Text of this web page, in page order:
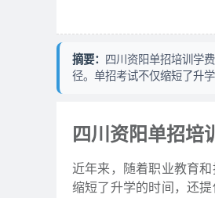
摘要：
四川资阳单招培训学
径。单招考试不仅缩短了升
四川资阳单招培
近年来，随着职业教育
缩短了升学的时间，还